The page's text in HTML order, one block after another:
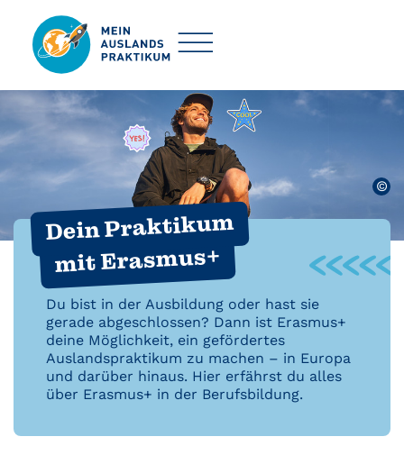
©
Dein Praktikum
mit Erasmus+
Du bist in der Ausbildung oder hast sie
gerade abgeschlossen? Dann ist Erasmus+
deine Möglichkeit, ein gefördertes
Auslandspraktikum zu machen – in Europa
und darüber hinaus. Hier erfährst du alles
über Erasmus+ in der Berufsbildung.